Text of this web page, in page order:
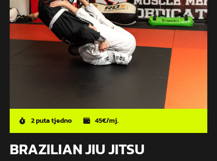
2 puta tjedno 45€/mj.
BRAZILIAN JIU JITSU